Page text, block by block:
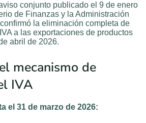
conjunto publicado el 9 de enero
de Finanzas y la Administración
la eliminación completa de
a las exportaciones de productos
abril de 2026.
mecanismo de
IVA
el 31 de marzo de 2026: